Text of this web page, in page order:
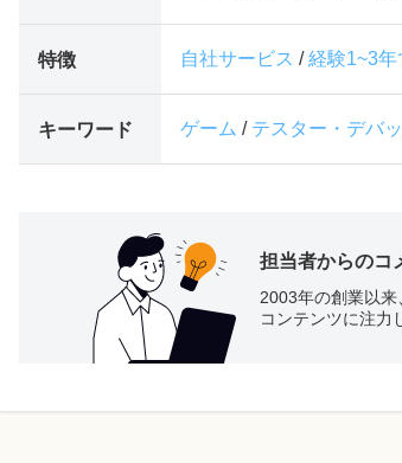
特徴 自社サービス /経験1~3年
キーワード ゲーム / テスター・デバ
担当者からのコ
2003年の創業以
コンテンツに注力